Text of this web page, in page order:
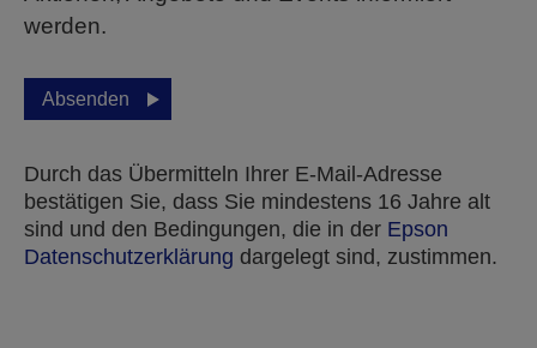
werden.
Absenden
Durch das Übermitteln Ihrer E-Mail-Adresse
bestätigen Sie, dass Sie mindestens 16 Jahre alt
sind und den Bedingungen, die in der Epson
Datenschutzerklärung dargelegt sind, zustimmen.